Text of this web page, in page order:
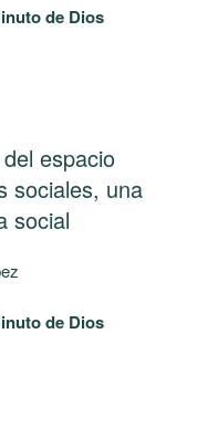
de Dios
espacio
sociales, una
social
de Dios